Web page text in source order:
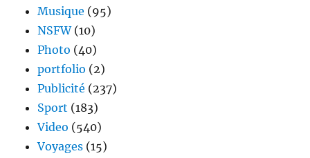
Musique (95)
NSFW(10)
Photo (40)
portfolio (2)
Publicité (237)
Sport (183)
Video (540)
Voyages (15)